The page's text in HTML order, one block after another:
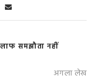
समझौता नहीं
अगला लेख